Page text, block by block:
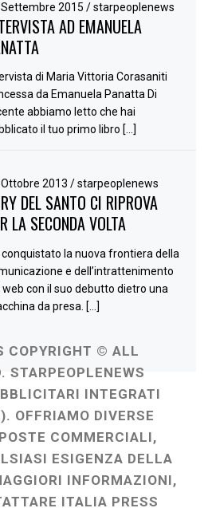
Settembre 2015/ starpeoplenews
AD EMANUELA
di Maria Vittoria Corasaniti
da Emanuela Panatta Di
abbiamo letto che hai
il tuo primo libro […]
Ottobre 2013/ starpeoplenews
DEL SANTO CI RIPROVA
LA SECONDA VOLTA
conquistato la nuova frontiera della
e dell’intrattenimento
web con il suo debutto dietro una
da presa. […]
COPYRIGHT © ALL
STARPEOPLENEWS
INTEGRATI
OFFRIAMO DIVERSE
COMMERCIALI,
ESIGENZA DELLA
INFORMAZIONI,
ITALIA PRESS